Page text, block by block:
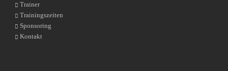
Trainer
Trainingszeiten
Sponsoring
Kontakt